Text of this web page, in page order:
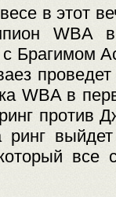
в этот
WBA
с Брагимом
проведет
WBA в
против
все